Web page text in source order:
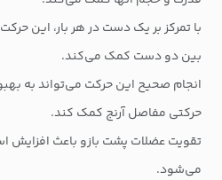
با تمرکز بر یک دست در هر بار، این
بین دو دست کمک می‌کند.
انجام صحیح این حرکت می‌تواند به
حرکتی مفاصل آرنج کمک کند.
تقویت عضلات پشت بازو باعث
می‌شود.